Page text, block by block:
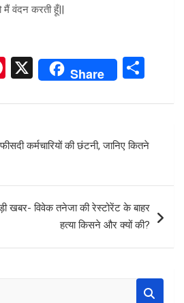
मैं वंदन करती हूँ||
Pi
er
es
t
X Share
ar
e
कर्मचारियों की छंटनी, जानिए कितने
खबर- विवेक तनेजा की रेस्टोरेंट के बाहर
हत्या किसने और क्यों की?